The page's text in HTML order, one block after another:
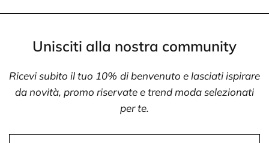
Unisciti alla nostra community
Ricevi subito il tuo 10% di benvenuto e lasciati ispirare
da novità, promo riservate e trend moda selezionati
per te.